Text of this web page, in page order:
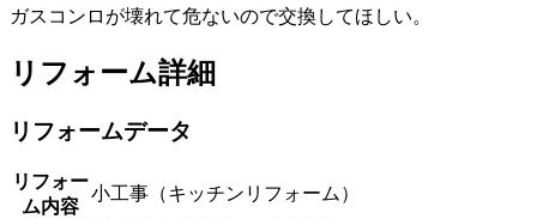
ガスコンロが壊れて危ないので交換してほしい。
リフォーム詳細
リフォームデータ
リフォー
ム内容
小工事（キッチンリフォーム）